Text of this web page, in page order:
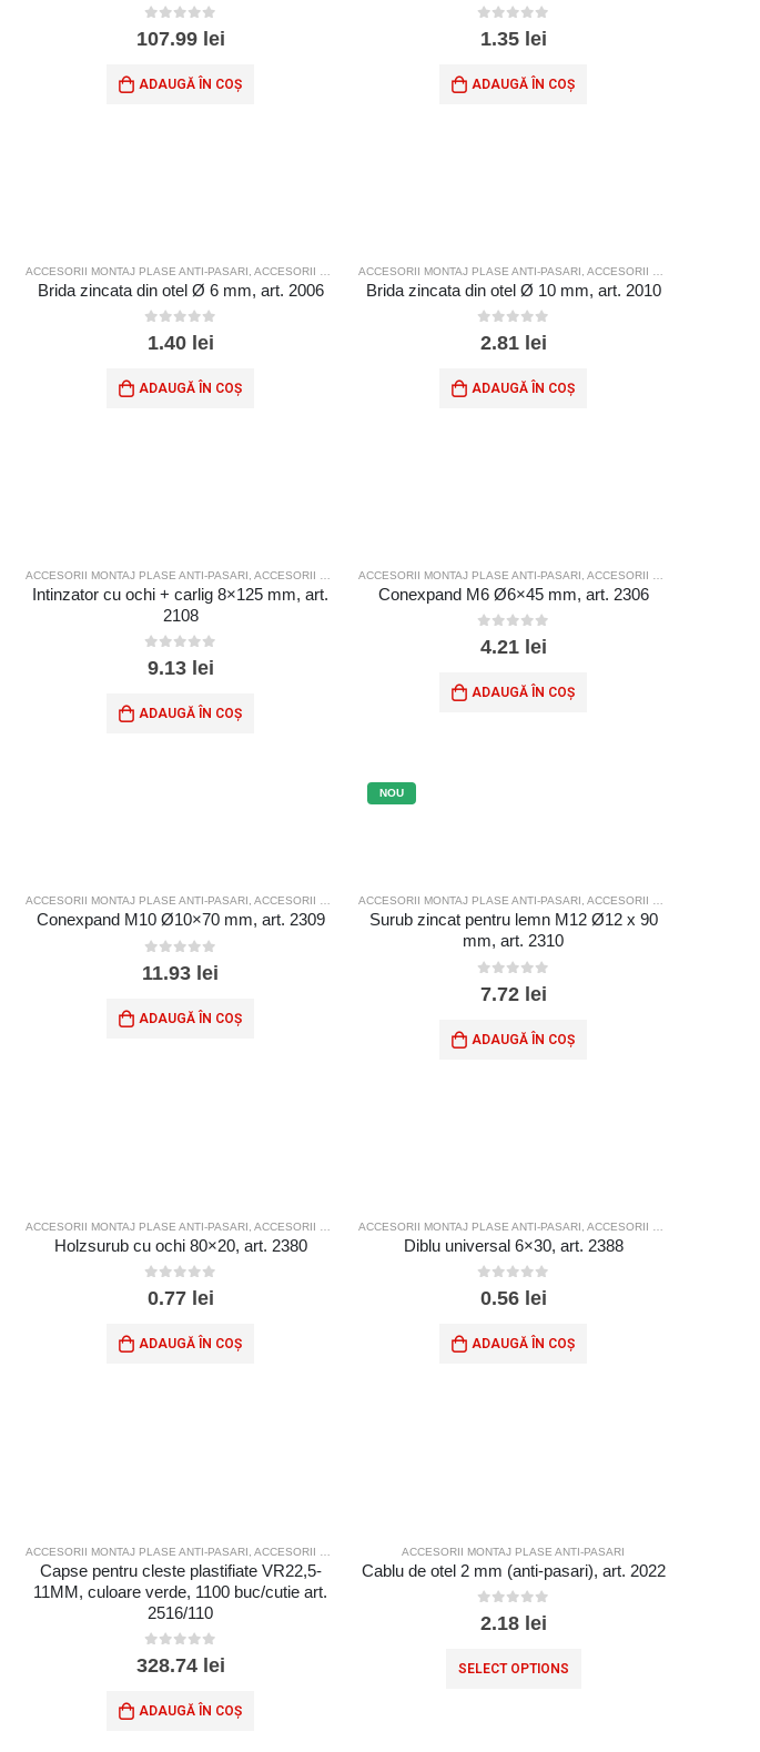
0out of 5
107.99 lei
ADAUGĂ ÎN COȘ
0out of 5
1.35 lei
ADAUGĂ ÎN COȘ
ACCESORII MONTAJ PLASE ANTI-PASARI ACCESORII MONTAJ PLASE SPORT
Brida zincata din otel Ø 6 mm, art. 2006
0out of 5
1.40 lei
ADAUGĂ ÎN COȘ
ACCESORII MONTAJ PLASE ANTI-PASARI ACCESORII MONTAJ PLASE SPORT
Brida zincata din otel Ø 10 mm, art. 2010
0out of 5
2.81 lei
ADAUGĂ ÎN COȘ
ACCESORII MONTAJ PLASE ANTI-PASARI, ACCESORII MONTAJ PLASE SPORT
Intinzator cu ochi + carlig 8×125 mm, art.
2108
0out of 5
9.13 lei
ADAUGĂ ÎN COȘ
ACCESORII MONTAJ PLASE ANTI-PASARI, ACCESORII MONTAJ PLASE SPORT
Conexpand M6 Ø6×45 mm, art. 2306
0out of 5
4.21 lei
ADAUGĂ ÎN COȘ
ACCESORII MONTAJ PLASE ANTI-PASARI , ACCESORII MONTAJ PLASE SPORT
Conexpand M10 Ø10×70 mm, art. 2309
out of 5
11.93 lei
ADAUGĂ ÎN COȘ
NOU
ACCESORII MONTAJ PLASE ANTI-PASARI , ACCESORII MONTAJ PLASE SPORT
Surub zincat pentru lemn M12 Ø12 x 90
mm, art. 2310
out of 5
7.72 lei
ADAUGĂ ÎN COȘ
ACCESORII MONTAJ PLASE ANTI-PASARI ACCESORII MONTAJ PLASE SPORT
Holzsurub cu ochi 80×20, art. 2380
0out of 5
0.77 lei
ADAUGĂ ÎN COȘ
ACCESORII MONTAJ PLASE ANTI-PASARI ACCESORII MONTAJ PLASE SPORT
Diblu universal 6×30, art. 2388
0out of 5
0.56 lei
ADAUGĂ ÎN COȘ
ACCESORII MONTAJ PLASE ANTI-PASARI ACCESORII MONTAJ PLASE SPORT
Capse pentru cleste plastifiate VR22,5-
11MM, culoare verde, 1100 buc/cutie art.
2516/110
0out of 5
328.74 lei
ADAUGĂ ÎN COȘ
ACCESORII MONTAJ PLASE ANTI-PASARI
Cablu de otel 2 mm (anti-pasari), art. 2022
0out of 5
2.18 lei
SELECT OPTIONS